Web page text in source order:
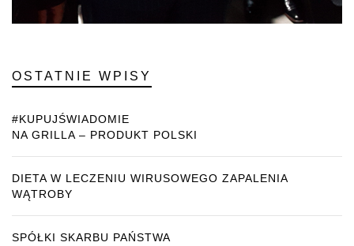
OSTATNIE WPISY
#KUPUJŚWIADOMIE
NA GRILLA – PRODUKT POLSKI
DIETA W LECZENIU WIRUSOWEGO ZAPALENIA
WĄTROBY
SPÓŁKI SKARBU PAŃSTWA